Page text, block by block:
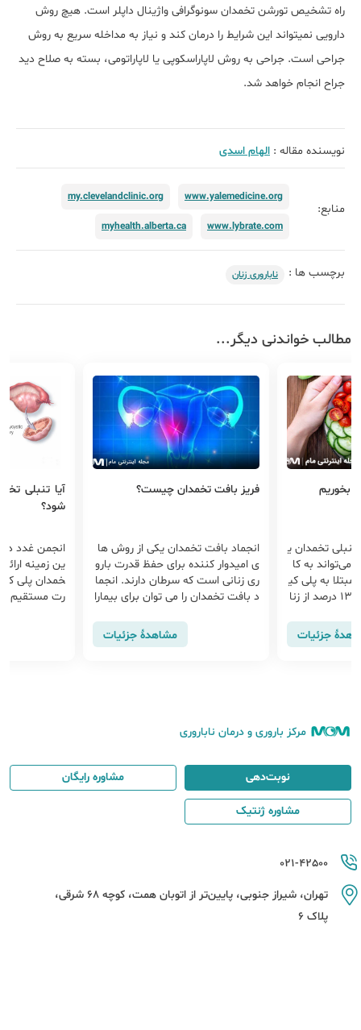
راه تشخیص تورشن تخمدان سونوگرافی واژینال داپلر است. هیچ روش
دارویی نمیتواند این شرایط را درمان کند و نیاز به مداخله سریع به روش
جراحی است. جراحی به روش لاپاراسکوپی یا لاپاراتومی، بسته به صلاح دید
جراح انجام خواهد شد.
نویسنده مقاله : الهام اسدی
منابع:
www.yalemedicine.org
my.clevelandclinic.org
www.lybrate.com
myhealth.alberta.ca
برچسب ها : ناباروری زنان
مطالب خواندنی دیگر...
بخوریم
تخمدان ی
به کا
به پلی کی
ستیک کمک کند. ۸ تا ۱۳ درصد از زنا
جزئیات
فریز بافت تخمدان چیست؟
انجماد بافت تخمدان یکی از روش ها
ی امیدوار کننده برای حفظ قدرت بارو
ری زنانی است که سرطان دارند. انجما
د بافت تخمدان را می توان برای بیمارا
مشاهدهٔ جزئیات
آیا تنبلی
شود؟
انجمن غدد
ین زمینه
خمدان پلی
رت مستقیم
مرکز باروری و درمان ناباروری
021-42500
تهران، شیراز جنوبی، پایین‌تر از اتوبان همت، کوچه 68 شرقی،
پلاک 6
نوبت‌دهی مشاوره رایگان
مشاوره ژنتیک